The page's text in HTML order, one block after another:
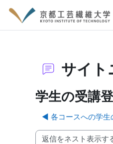
サイト
学生の受講
◀︎ 各コースへの学生
表示モード